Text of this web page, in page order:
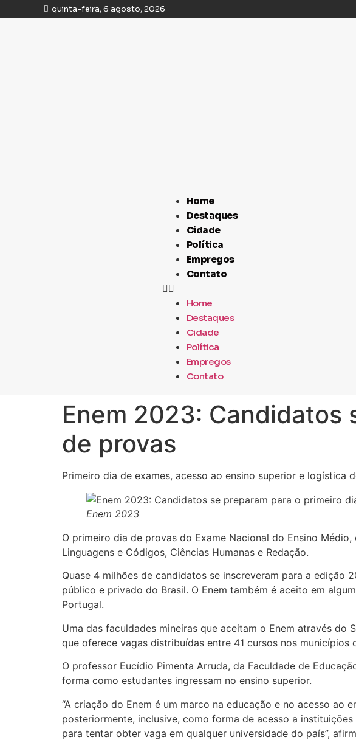
quinta-feira, 6 agosto, 2026
Home
Destaques
Cidade
Política
Empregos
Contato
Home
Destaques
Cidade
Política
Empregos
Contato
Enem 2023: Candidatos
de provas
Primeiro dia de exames, acesso ao ensino superior e logística
Enem 2023
O primeiro dia de provas do Exame Nacional do Ensino
Linguagens e Códigos, Ciências Humanas e Redação.
Quase 4 milhões de candidatos se inscreveram para a
público e privado do Brasil. O Enem também é aceito em
Portugal.
Uma das faculdades mineiras que aceitam o Enem através do
que oferece vagas distribuídas entre 41 cursos nos
O professor Eucídio Pimenta Arruda, da Faculdade de
forma como estudantes ingressam no ensino superior.
“A criação do Enem é um marco na educação e no acesso ao
posteriormente, inclusive, como forma de acesso a
para tentar obter vaga em qualquer universidade do país”,